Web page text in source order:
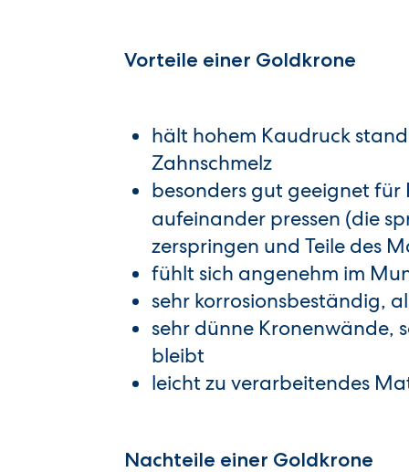
Vorteile einer Goldkrone
hält hohem Kaudruck
Zahnschmelz
besonders gut geeignet für
aufeinander pressen (die
zerspringen und Teile des
fühlt sich angenehm im
sehr korrosionsbeständig,
sehr dünne Kronenwände,
bleibt
leicht zu verarbeitendes
Nachteile einer Goldkrone